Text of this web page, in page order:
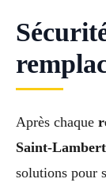
Après chaque
Saint-
solutions pour